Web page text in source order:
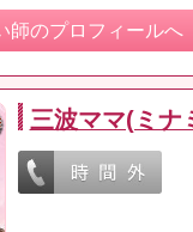
師のプロフィールへ
三波ママ(ミナ